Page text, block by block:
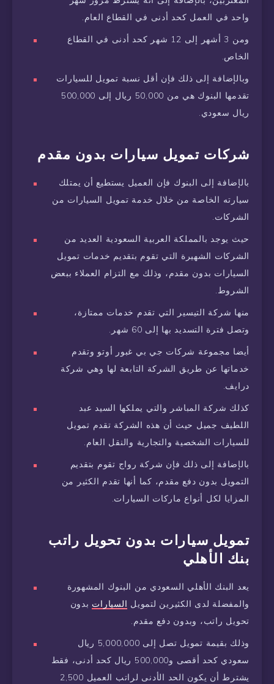
واحد في العمل كحد أدنى في القطاع العام.
ومن 3 أشهر إلى 12 شهر كحد أدنى في القطاع
الخاص.
وبالإضافة إلى ذلك فإن أقل نسبة تمويل للسيارات
تقدمها البنوك هي من 50,000 ريال إلى 500,000
ريال سعودي.
شركات تمويل سيارات بدون مقدم
بالإضافة إلى البنوك فإن العميل يستطيع أن يمتلك
سيارته الخاصة من خلال خدمة تمويل السيارات من
الشركات.
حيث يوجد بالمملكة العربية السعودية العديد من
الشركات الشهيرة التي تقوم بتقديم خدمات تمويل
السيارات بدون مقدم، وذلك مع التزام العملاء ببعض
الشروط.
منها شركة التيسير التي تقدم خدمات ممتازة،
وتصل فترة التسديد بها إلى 60 شهر.
أيضا مجموعة شركات جي بي غبور أوتو وتقدم
خدماتها عن طريق الشركة التابعة لها وهي شركة
درايف.
كذلك شركة المباشر والتي يملكها السيد عبد
اللطيف جميل حيث أن هذه الشركة تقدم تمويل
للسيارات الشخصية والتجارية والنقل العام.
بالإضافة إلى ذلك فإن شركة رواج تقوم بتقديم
التمويل بدون دفع مقدم، كما أنها تقدم الكثير من
المزايا لكل أنواع ماركات السيارات.
تمويل سيارات بدون تحويل راتب
بنك الأهلي
يعد البنك الأهلي السعودي من البنوك المشهورة
والمفضلة لدى الكثيرين لتمويل السيارات بدون
تحويل راتب، وبدون دفع مقدم.
وذلك بقيمة تمويل تصل إلى 5,000,000 ريال
سعودي كحد أقصى و500,000 ريال كحد أدنى، فقط
يشترط أن يكون الحد الأدنى لراتب العميل 2,500